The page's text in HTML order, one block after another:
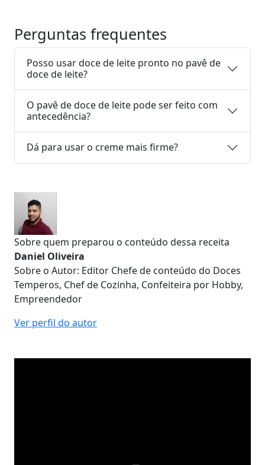
Perguntas frequentes
Posso usar doce de leite pronto no pavê de
doce de leite?
O pavê de doce de leite pode ser feito com
antecedência?
Dá para usar o creme mais firme?
Sobre quem preparou o conteúdo dessa receita
Daniel Oliveira
Sobre o Autor: Editor Chefe de conteúdo do Doces
Temperos, Chef de Cozinha, Confeiteira por Hobby,
Empreendedor
Ver perfil do autor